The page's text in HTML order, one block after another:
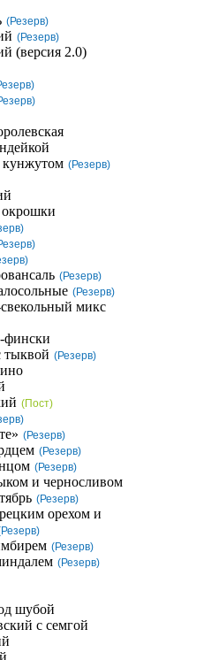
(Резерв)
(Резерв)
(версия 2.0)
кунжутом (Резерв)
(Резерв)
(Резерв)
микс
фински
тыквой (Резерв)
(Пост)
(Резерв)
(Резерв)
(Резерв)
и черносливом
(Резерв)
орехом и
(Резерв)
(Резерв)
шубой
с семгой